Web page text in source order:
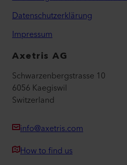
Datenschutzerklärung
Impressum
Axetris AG
Schwarzenbergstrasse 10
6056 Kaegiswil
Switzerland
info@axetris.com
How to find us